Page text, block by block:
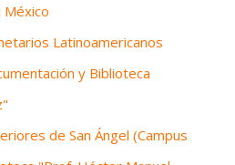
México
Latinoamericanos
y Biblioteca
de San Ángel (Campus